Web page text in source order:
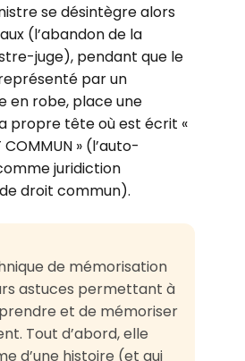
se désintègre alors
(l’abandon de la
juge), pendant que le
par un
en robe, place une
propre tête où est écrit «
COMMUN » (l’auto-
juridiction
droit commun).
de mémorisation
astuces permettant à
et de mémoriser
Tout d’abord, elle
d’une histoire (et qui